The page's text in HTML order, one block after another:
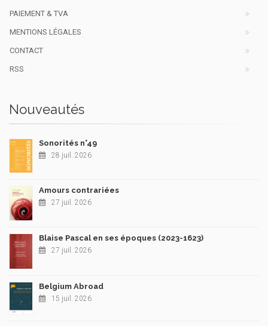
PAIEMENT & TVA
MENTIONS LÉGALES
CONTACT
RSS
Nouveautés
Sonorités n°49
28 juil. 2026
Amours contrariées
27 juil. 2026
Blaise Pascal en ses époques (2023-1623)
27 juil. 2026
Belgium Abroad
15 juil. 2026